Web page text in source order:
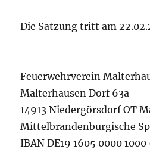
Die Satzung tritt am
Feuerwehrverein
Malterhausen Dorf 63a
14913 Niedergörsdorf OT
Mittelbrandenburgische
IBAN DE19 1605 0000 1000